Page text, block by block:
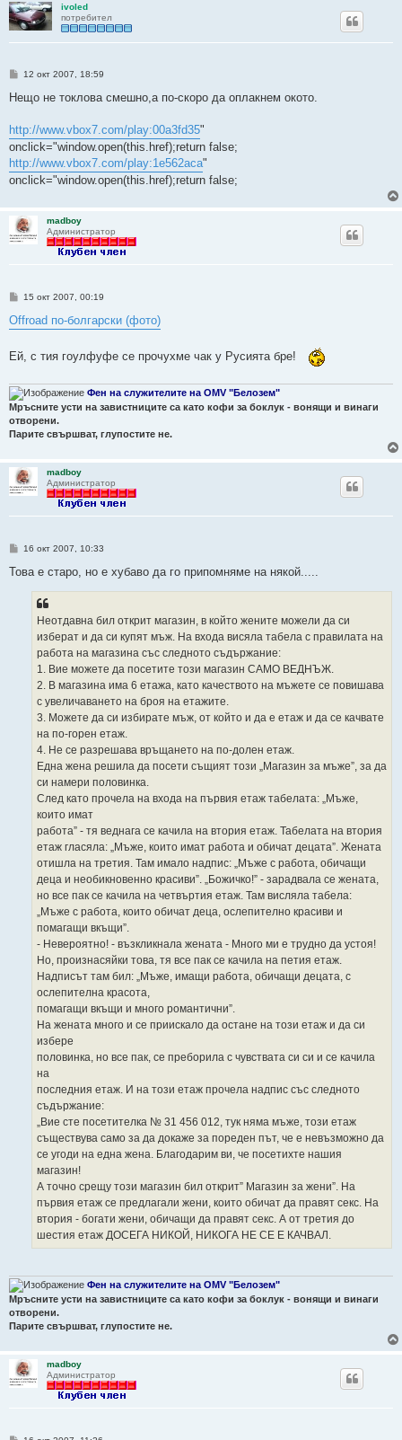
ivoled
потребител
М
е
е
12 окт 2007, 18:59
Нещо не токлова смешно,а по-скоро да оплакнем окото.
http://www.vbox7.com/play:00a3fd35"
onclick="window.open(this.href);return false;
http://www.vbox7.com/play:1e562aca"
onclick="window.open(this.href);return false;
madboy
Администратор
М
е
н
е
15 окт 2007, 00:19
Offroad по-болгарски (фото)
Ей, с тия гоулфуфе се прочухме чак у Русията бре!
Фен на служителите на OMV "Белозем"
Мръсните усти на завистниците са като кофи за боклук - вонящи и винаги
отворени.
Парите свършват, глупостите не.
madboy
Администратор
М
е
16 окт 2007, 10:33
Това е старо, но е хубаво да го припомняме на някой.....
Неотдавна бил открит магазин, в който жените можели да си
изберат и да си купят мъж. На входа висяла табела с правилата на
работа на магазина със следното съдържание:
1. Вие можете да посетите този магазин САМО ВЕДНЪЖ.
2. В магазина има 6 етажа, като качеството на мъжете се повишава
с увеличаването на броя на етажите.
3. Можете да си избирате мъж, от който и да е етаж и да се качвате
на по-горен етаж.
4. Не се разрешава връщането на по-долен етаж.
Една жена решила да посети същият този „Магазин за мъже”, за да
си намери половинка.
След като прочела на входа на първия етаж табелата: „Мъже,
които имат
работа” - тя веднага се качила на втория етаж. Табелата на втория
етаж гласяла: „Мъже, които имат работа и обичат децата”. Жената
отишла на третия. Там имало надпис: „Мъже с работа, обичащи
деца и необикновенно красиви”. „Божичко!” - зарадвала се жената,
но все пак се качила на четвъртия етаж. Там висляла табела:
„Мъже с работа, които обичат деца, ослепително красиви и
помагащи вкъщи”.
- Невероятно! - възкликнала жената - Много ми е трудно да устоя!
Но, произнасяйки това, тя все пак се качила на петия етаж.
Надписът там бил: „Мъже, имащи работа, обичащи децата, с
ослепителна красота,
помагащи вкъщи и много романтични”.
На жената много и се приискало да остане на този етаж и да си
избере
половинка, но все пак, се преборила с чувствата си си и се качила
на
последния етаж. И на този етаж прочела надпис със следното
съдържание:
„Вие сте посетителка № 31 456 012, тук няма мъже, този етаж
съществува само за да докаже за пореден път, че е невъзможно да
се угоди на една жена. Благодарим ви, че посетихте нашия
магазин!
А точно срещу този магазин бил открит” Магазин за жени”. На
първия етаж се предлагали жени, които обичат да правят секс. На
втория - богати жени, обичащи да правят секс. А от третия до
шестия етаж ДОСЕГА НИКОЙ, НИКОГА НЕ СЕ Е КАЧВАЛ.
Фен на служителите на OMV "Белозем"
Мръсните усти на завистниците са като кофи за боклук - вонящи и винаги
отворени.
Парите свършват, глупостите не.
madboy
Администратор